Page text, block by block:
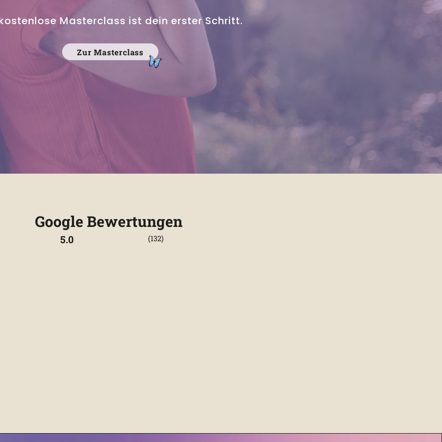
Masterclass ist dein erster Schritt.
Zur Masterclass
Google Bewertungen
5.0 (132)